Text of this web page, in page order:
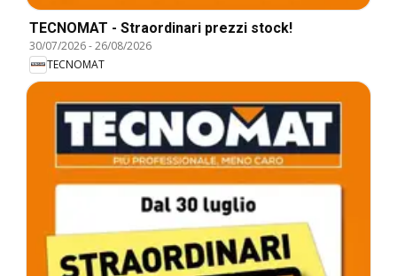
TECNOMAT - Straordinari prezzi stock!
30/07/2026-26/08/2026
TECNOMAT